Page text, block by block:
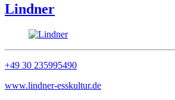
Lindner
+49 30 235995490
www.lindner-esskultur.de